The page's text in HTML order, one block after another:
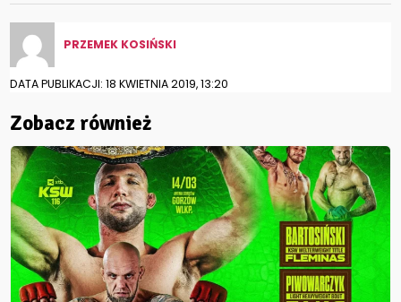
PRZEMEK KOSIŃSKI
DATA PUBLIKACJI: 18 KWIETNIA 2019, 13:20
Zobacz również